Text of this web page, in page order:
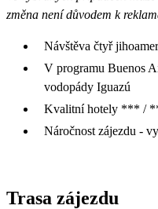
změna není důvodem k
Návštěva čtyř
V programu Buenos
vodopády Iguazú
Kvalitní hotely *** /
Náročnost zájezdu -
Trasa zájezdu